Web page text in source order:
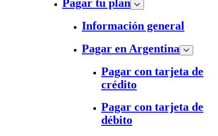
Pagar tu plan
Información general
Pagar en Argentina
Pagar con tarjeta de
crédito
Pagar con tarjeta de
débito